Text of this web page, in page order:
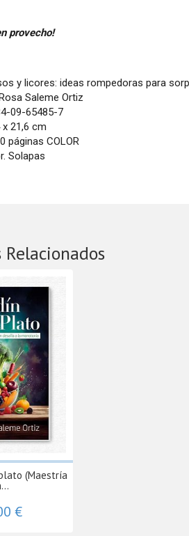
provecho!
y licores: ideas rompedoras para
Saleme Ortiz
09-65485-7
x 21,6 cm
páginas COLOR
Solapas
Relacionados
(Maestría
€